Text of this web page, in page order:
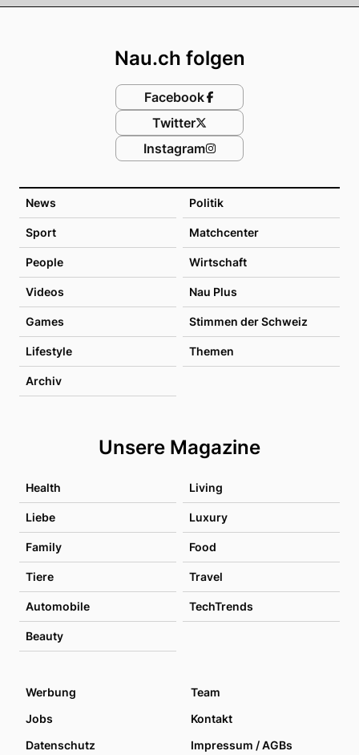
News Politik
Sport Matchcenter
People Wirtschaft
Videos Nau Plus
Games Stimmen der Schweiz
Lifestyle Themen
Archiv
Unsere Magazine
Health Living
Liebe Luxury
Family Food
Tiere Travel
Automobile TechTrends
Beauty
Nau.ch folgen
Facebook
Twitter
Instagram
Werbung
Team
Jobs
Kontakt
Datenschutz
Impressum / AGBs